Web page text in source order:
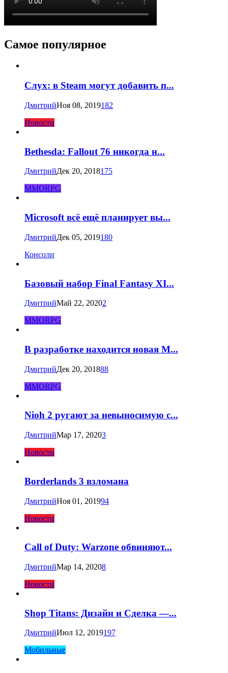
Самое популярное
Слух: в Steam могут добавить п...
ДмитрийНоя 08, 2019182
Новости
Bethesda: Fallout 76 никогда н...
ДмитрийДек 20, 2018175
MMORPG
Microsoft всё ещё планирует вы...
ДмитрийДек 05, 2019180
Консоли
Базовый набор Final Fantasy XI...
ДмитрийМай 22, 20202
MMORPG
В разработке находится новая M...
ДмитрийДек 20, 201888
MMORPG
Nioh 2 ругают за невыносимую с...
ДмитрийМар 17, 20203
Новости
Borderlands 3 взломана
ДмитрийНоя 01, 201994
Новости
Call of Duty: Warzone обвиняют...
ДмитрийМар 14, 20208
Новости
Shop Titans: Дизайн и Сделка —...
ДмитрийИюл 12, 2019197
Мобильные